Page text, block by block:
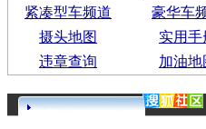
紧凑型车频道
豪华车
摄头地图
实用手
违章查询
加油地